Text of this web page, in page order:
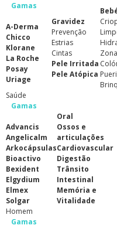
Gamas
A-Derma
Chicco
Klorane
La Roche
Posay
Uriage
Gravidez
Prevenção
Estrias
Cintas
Pele Irritada
Pele Atópica
Saúde
Gamas
Advancis
Angelicalm
Arkocápsulas
Bioactivo
Bexident
Elgydium
Elmex
Solgar
Oral
Ossos e
articulações
Cardiovascular
Digestão
Trânsito
Intestinal
Memória e
Vitalidade
Homem
Gamas